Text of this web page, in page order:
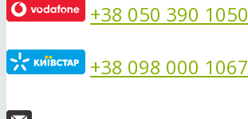
+38 050 390 1050
+38 098 000 1067